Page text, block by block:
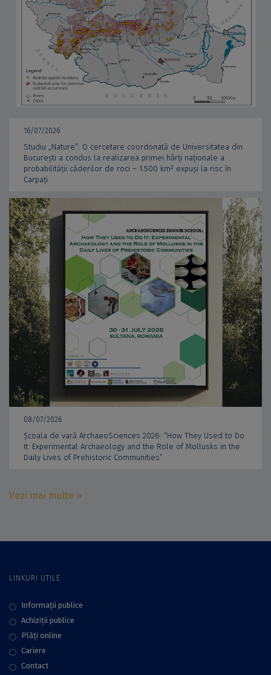
16/07/2026
Studiu „Nature”: O cercetare coordonată de Universitatea din
București a condus la realizarea primei hărți naționale a
probabilității căderilor de roci – 1.500 km² expuși la risc în
Carpați
08/07/2026
Școala de vară ArchaeoSciences 2026: “How They Used to Do
It: Experimental Archaeology and the Role of Mollusks in the
Daily Lives of Prehistoric Communities”
Vezi mai multe »
LINKURI UTILE
Informații publice
Achiziții publice
Plăţi online
Cariere
Contact